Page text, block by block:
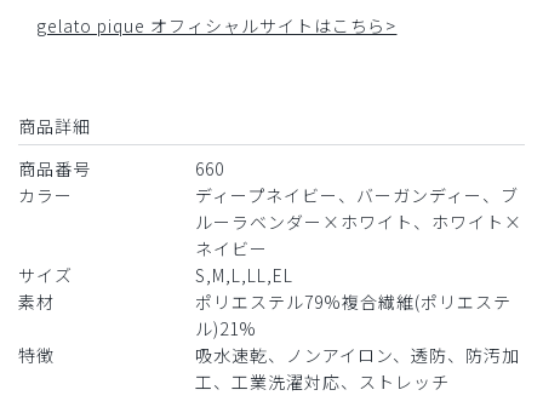
gelato pique オフィシャルサイトはこちら>
商品詳細
商品番号
660
カラー
ディープネイビー、バーガンディー、ブ
ルーラベンダー×ホワイト、ホワイト×
ネイビー
サイズ
S,M,L,LL,EL
素材
ポリエステル79%複合繊維(ポリエステ
ル)21%
特徴
吸水速乾、ノンアイロン、透防、防汚加
工、工業洗濯対応、ストレッチ